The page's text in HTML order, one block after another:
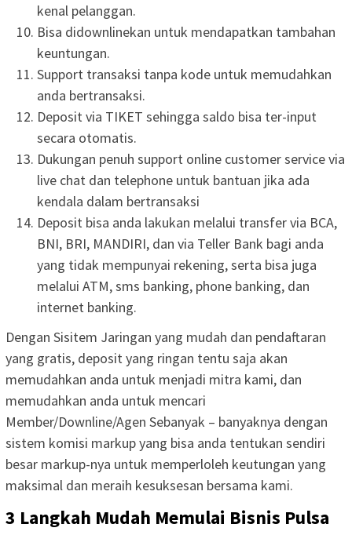
kenal pelanggan.
Bisa didownlinekan untuk mendapatkan tambahan
keuntungan.
Support transaksi tanpa kode untuk memudahkan
anda bertransaksi.
Deposit via TIKET sehingga saldo bisa ter-input
secara otomatis.
Dukungan penuh support online customer service via
live chat dan telephone untuk bantuan jika ada
kendala dalam bertransaksi
Deposit bisa anda lakukan melalui transfer via BCA,
BNI, BRI, MANDIRI, dan via Teller Bank bagi anda
yang tidak mempunyai rekening, serta bisa juga
melalui ATM, sms banking, phone banking, dan
internet banking.
Dengan Sisitem Jaringan yang mudah dan pendaftaran
yang gratis, deposit yang ringan tentu saja akan
memudahkan anda untuk menjadi mitra kami, dan
memudahkan anda untuk mencari
Member/Downline/Agen Sebanyak – banyaknya dengan
sistem komisi markup yang bisa anda tentukan sendiri
besar markup-nya untuk memperloleh keutungan yang
maksimal dan meraih kesuksesan bersama kami.
3 Langkah Mudah Memulai Bisnis Pulsa